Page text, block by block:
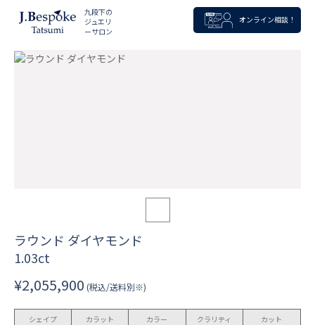
九段下の
ジュエリ
ーサロン
オンライン相談！
ラウンド ダイヤモンド
1.03ct
¥2,055,900 (税込/送料別※)
シェイプ カラット カラー クラリティ カット